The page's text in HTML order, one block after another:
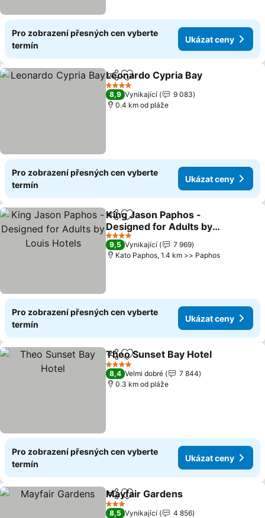
Pro zobrazení přesných cen vyberte
termín
Ukázat ceny
SdíletPřidat na seznam oblíbených
Leonardo Cypria Bay
4 Počet hvězdiček
8,9 Vynikající
9 083
0.4 km od pláže
Pro zobrazení přesných cen vyberte
termín
Ukázat ceny
SdíletPřidat na seznam oblíbených
King Jason Paphos -
Designed for Adults by
Louis Hotels
Ukázat ceny
4 Počet hvězdiček
9,5 Vynikající
7 969
Kato Paphos, 1.4 km >> Paphos
Pro zobrazení přesných cen vyberte
termín
Ukázat ceny
SdíletPřidat na seznam oblíbených
Theo Sunset Bay Hotel
4 Počet hvězdiček
8,4 Velmi dobré
7 844
0.3 km od pláže
Pro zobrazení přesných cen vyberte
termín
Ukázat ceny
SdíletPřidat na seznam oblíbených
Mayfair Gardens
3 Počet hvězdiček
8,5 Vynikající
4 856